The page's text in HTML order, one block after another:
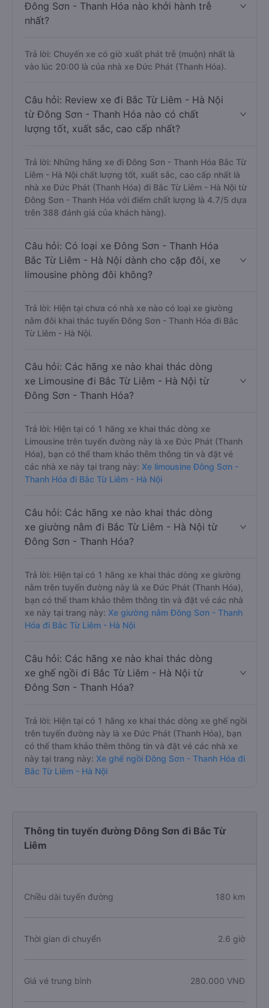
Đông Sơn - Thanh Hóa nào khởi hành trễ
nhất?
Trả lời: Chuyến xe có giờ xuất phát trễ (muộn) nhất là
vào lúc 20:00 là của nhà xe Đức Phát (Thanh Hóa).
Câu hỏi: Review xe đi Bắc Từ Liêm - Hà Nội
từ Đông Sơn - Thanh Hóa nào có chất
lượng tốt, xuất sắc, cao cấp nhất?
Trả lời: Những hãng xe đi Đông Sơn - Thanh Hóa Bắc Từ
Liêm - Hà Nội chất lượng tốt, xuất sắc, cao cấp nhất là
nhà xe Đức Phát (Thanh Hóa) đi Bắc Từ Liêm - Hà Nội từ
Đông Sơn - Thanh Hóa với điểm chất lượng là 4.7/5 dựa
trên 388 đánh giá của khách hàng).
Câu hỏi: Có loại xe Đông Sơn - Thanh Hóa
Bắc Từ Liêm - Hà Nội dành cho cặp đôi, xe
limousine phòng đôi không?
Trả lời: Hiện tại chưa có nhà xe nào có loại xe giường
nằm đôi khai thác tuyến Đông Sơn - Thanh Hóa đi Bắc
Từ Liêm - Hà Nội.
Câu hỏi: Các hãng xe nào khai thác dòng
xe Limousine đi Bắc Từ Liêm - Hà Nội từ
Đông Sơn - Thanh Hóa?
Trả lời: Hiện tại có 1 hãng xe khai thác dòng xe
Limousine trên tuyến đường này là xe Đức Phát (Thanh
Hóa), bạn có thể tham khảo thêm thông tin và đặt vé
các nhà xe này tại trang này: Xe limousine Đông Sơn -
Thanh Hóa đi Bắc Từ Liêm - Hà Nội
Câu hỏi: Các hãng xe nào khai thác dòng
xe giường nằm đi Bắc Từ Liêm - Hà Nội từ
Đông Sơn - Thanh Hóa?
Trả lời: Hiện tại có 1 hãng xe khai thác dòng xe giường
nằm trên tuyến đường này là xe Đức Phát (Thanh Hóa),
bạn có thể tham khảo thêm thông tin và đặt vé các nhà
xe này tại trang này: Xe giường nằm Đông Sơn - Thanh
Hóa đi Bắc Từ Liêm - Hà Nội
Câu hỏi: Các hãng xe nào khai thác dòng
xe ghế ngồi đi Bắc Từ Liêm - Hà Nội từ
Đông Sơn - Thanh Hóa?
Trả lời: Hiện tại có 1 hãng xe khai thác dòng xe ghế ngồi
trên tuyến đường này là xe Đức Phát (Thanh Hóa), bạn
có thể tham khảo thêm thông tin và đặt vé các nhà xe
này tại trang này: Xe ghế ngồi Đông Sơn - Thanh Hóa đi
Bắc Từ Liêm - Hà Nội
Thông tin tuyến đường Đông Sơn đi Bắc Từ
Liêm
Chiều dài tuyến đường 180 km
Thời gian di chuyển 2.6 giờ
Giá vé trung bình 280.000 VNĐ